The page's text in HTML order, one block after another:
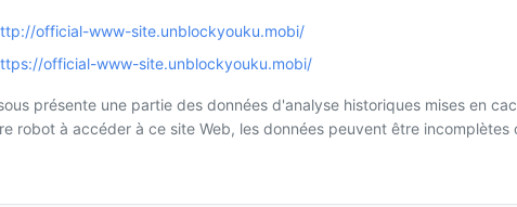
official-www-site.unblockyouku.mobi/
official-www-site.unblockyouku.mobi/
présente une partie des données d'analyse historiques mises en
robot à accéder à ce site Web, les données peuvent être